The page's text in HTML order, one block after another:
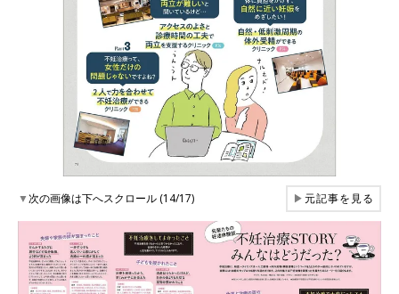
▼次の画像は下へスクロール (14/17) ▶元記事を見る